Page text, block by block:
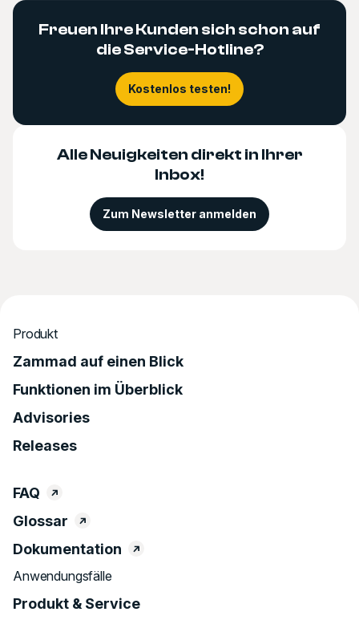
Freuen Ihre Kunden sich schon auf
die Service-Hotline?
Kostenlos testen!
Alle Neuigkeiten direkt in Ihrer
Inbox!
Zum Newsletter anmelden
Produkt
Zammad auf einen Blick
Funktionen im Überblick
Advisories
Releases
FAQ
Glossar
Dokumentation
Anwendungsfälle
Produkt & Service